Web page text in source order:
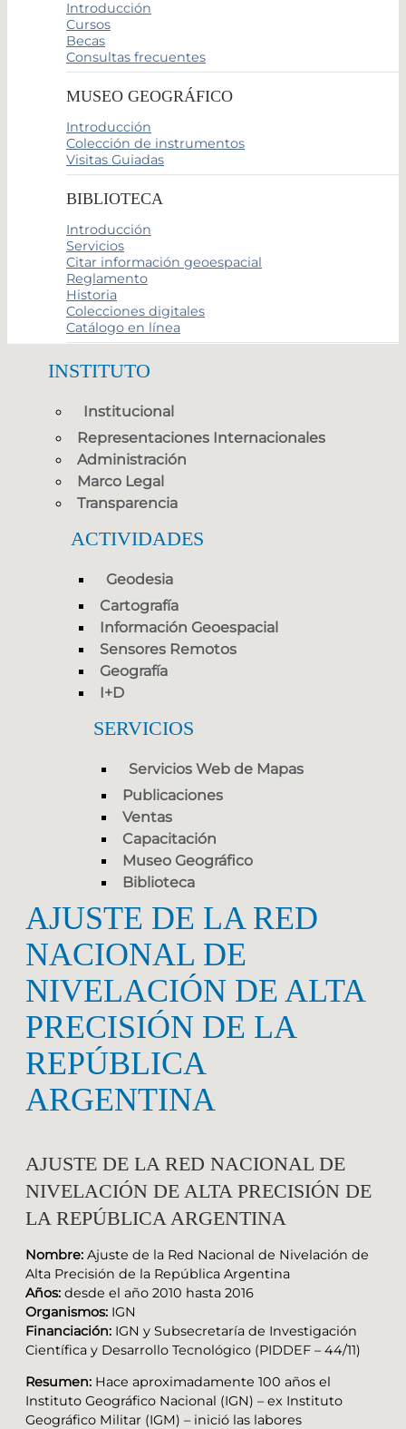
Introducción
Cursos
Becas
Consultas frecuentes
MUSEO GEOGRÁFICO
Introducción
Colección de instrumentos
Visitas Guiadas
BIBLIOTECA
Introducción
Servicios
Citar información geoespacial
Reglamento
Historia
Colecciones digitales
Catálogo en línea
INSTITUTO
Institucional
Representaciones Internacionales
Administración
Marco Legal
Transparencia
ACTIVIDADES
Geodesia
Cartografía
Información Geoespacial
Sensores Remotos
Geografía
I+D
SERVICIOS
Servicios Web de Mapas
Publicaciones
Ventas
Capacitación
Museo Geográfico
Biblioteca
AJUSTE DE LA RED
NACIONAL DE
NIVELACIÓN DE ALTA
PRECISIÓN DE LA
REPÚBLICA
ARGENTINA
AJUSTE DE LA RED NACIONAL DE
NIVELACIÓN DE ALTA PRECISIÓN DE
LA REPÚBLICA ARGENTINA
Nombre: Ajuste de la Red Nacional de Nivelación de
Alta Precisión de la República Argentina
Años: desde el año 2010 hasta 2016
Organismos: IGN
Financiación: IGN y Subsecretaría de Investigación
Científica y Desarrollo Tecnológico (PIDDEF – 44/11)
Resumen: Hace aproximadamente 100 años el
Instituto Geográfico Nacional (IGN) – ex Instituto
Geográfico Militar (IGM) – inició las labores